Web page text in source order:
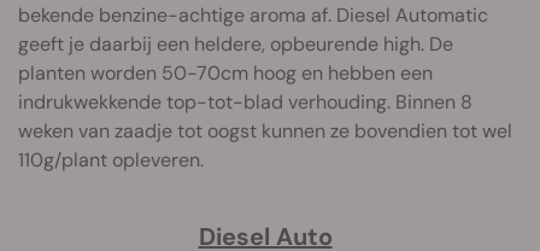
bekende benzine-achtige aroma af. Diesel Automatic
geeft je daarbij een heldere, opbeurende high. De
planten worden 50-70cm hoog en hebben een
indrukwekkende top-tot-blad verhouding. Binnen 8
weken van zaadje tot oogst kunnen ze bovendien tot wel
110g/plant opleveren.
Diesel Auto